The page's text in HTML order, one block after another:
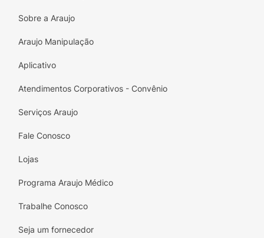
Sobre a Araujo
Araujo Manipulação
Aplicativo
Atendimentos Corporativos - Convênio
Serviços Araujo
Fale Conosco
Lojas
Programa Araujo Médico
Trabalhe Conosco
Seja um fornecedor